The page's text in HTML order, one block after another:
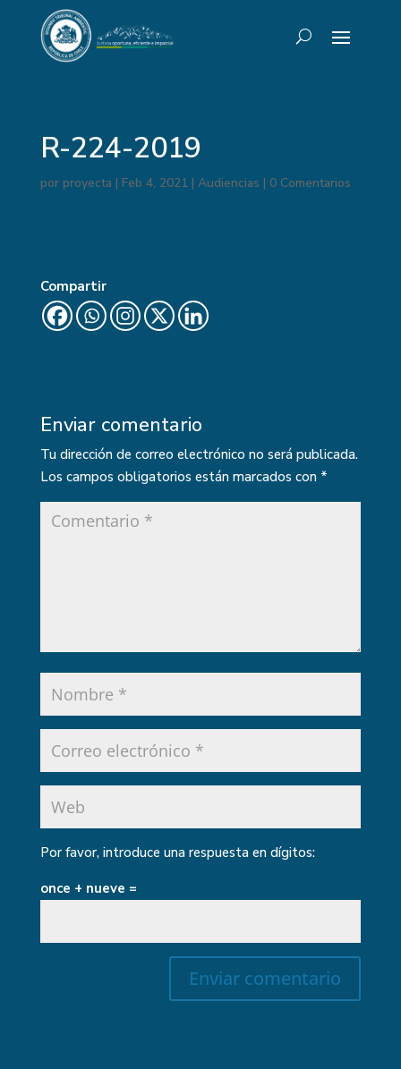
R-224-2019
por proyecta | Feb 4, 2021| Audiencias | 0 Comentarios
Compartir
Enviar comentario
Tu dirección de correo electrónico no será publicada.
Los campos obligatorios están marcados con *
Por favor, introduce una respuesta en dígitos:
once + nueve =